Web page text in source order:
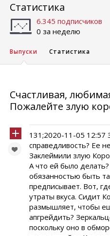
Статистика
6.345 подписчиков
0 за неделю
Выпуски Статистика
Счастливая,
Пожалейте злую
131;2020-11-05 12:57
справедливость? Ее
Заклеймили злую
А что ей было
обязанностью быть
предписывает. Вот,
утраты вкуса. Сидит
размышляет, чтобы
апгрейдить?
поскольку оно в